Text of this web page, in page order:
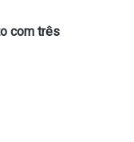
com três